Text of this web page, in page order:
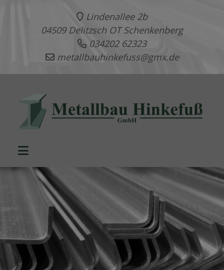
Lindenallee 2b
04509 Delitzsch OT Schenkenberg
034202 62323
metallbauhinkefuss@gmx.de